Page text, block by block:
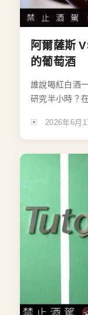
阿爾薩斯
的葡萄酒
誰說喝紅白酒
研究半小時？
2026年6月